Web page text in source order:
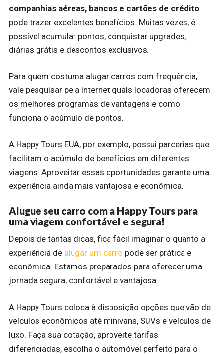
companhias aéreas, bancos e cartões de crédito
pode trazer excelentes benefícios. Muitas vezes, é
possível acumular pontos, conquistar upgrades,
diárias grátis e descontos exclusivos.
Para quem costuma alugar carros com frequência,
vale pesquisar pela internet quais locadoras oferecem
os melhores programas de vantagens e como
funciona o acúmulo de pontos.
A Happy Tours EUA, por exemplo, possui parcerias que
facilitam o acúmulo de benefícios em diferentes
viagens. Aproveitar essas oportunidades garante uma
experiência ainda mais vantajosa e econômica.
Alugue seu carro com a Happy Tours para
uma viagem confortável e segura!
Depois de tantas dicas, fica fácil imaginar o quanto a
experiência de alugar um carro pode ser prática e
econômica. Estamos preparados para oferecer uma
jornada segura, confortável e vantajosa.
A Happy Tours coloca à disposição opções que vão de
veículos econômicos até minivans, SUVs e veículos de
luxo. Faça sua cotação, aproveite tarifas
diferenciadas, escolha o automóvel perfeito para o